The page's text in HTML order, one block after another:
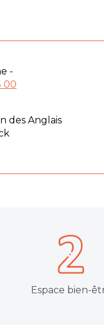
Espace bien-
-
00
des Anglais